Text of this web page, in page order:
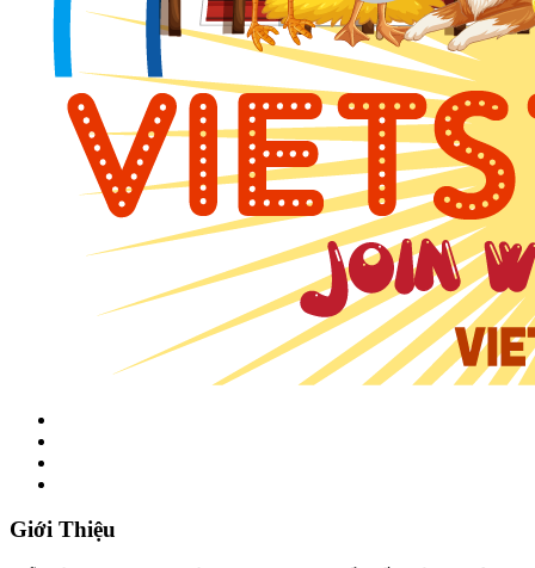
Giới Thiệu